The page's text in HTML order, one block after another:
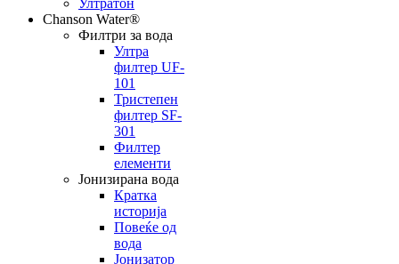
Ултратон
Chanson Water®
Филтри за вода
Ултра
филтер UF-
101
Тристепен
филтер SF-
301
Филтер
елементи
Јонизирана вода
Кратка
историја
Повеќе од
вода
Јонизатор